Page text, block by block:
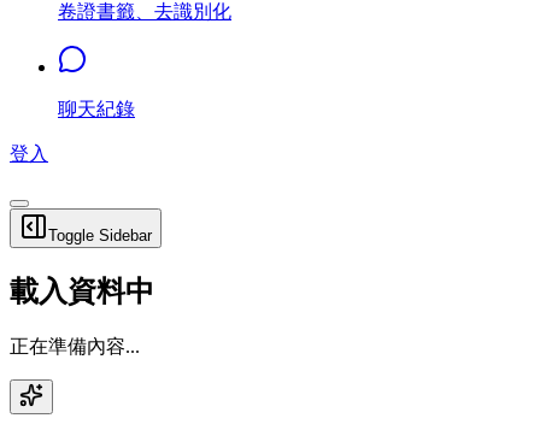
卷證書籤、去識別化
聊天紀錄
登入
Toggle Sidebar
載入資料中
正在準備內容...